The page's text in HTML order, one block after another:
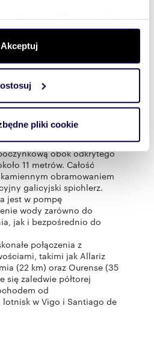
ustaw własne preferencje w
plików cookie możesz
zgodę w dowolnej chwili.
do spersonalizowania treści
społecznościowe i
udostępniamy partnerom
te informacje z innymi danymi
uzyskanymi podczas
Akceptuj
pliki cookie
Na zewnątrz znajdują
nawadniania do
budynek w dobrym stanie
otwartą,
przeznaczoną do
w niej jednak już mała
oraz w pełni
z własnym
drewniany ganek, tworzący
obok odkrytego
11 metrów. Całość
obramowaniem
galicyjski spichlerz.
jest w pompę
wody zarówno do
jak i bezpośrednio do
połączenia z
takimi jak Allariz
(22 km) oraz Ourense (35
się zaledwie półtorej
od
w Vigo i Santiago de